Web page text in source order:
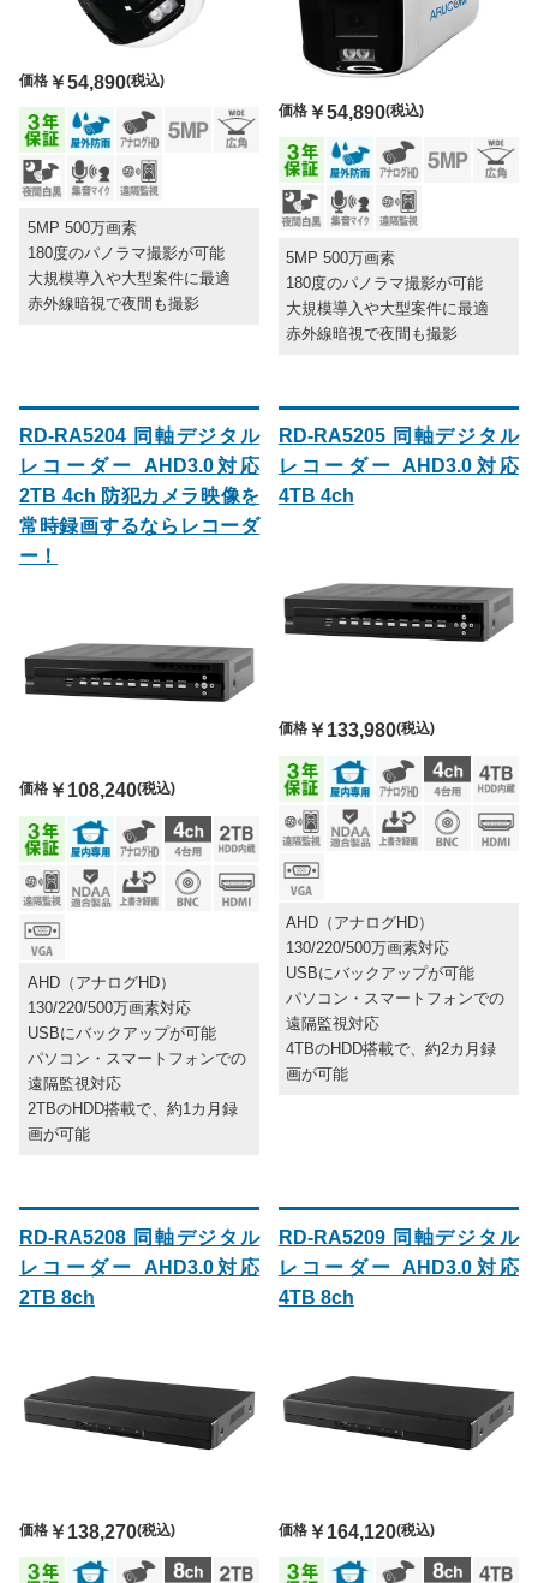
価格 ￥54,890(税込)
5MP 500万画素
180度のパノラマ撮影が可能
大規模導入や大型案件に最適
赤外線暗視で夜間も撮影
価格￥54,890(税込)
5MP 500万画素
180度のパノラマ撮影が可能
大規模導入や大型案件に最適
赤外線暗視で夜間も撮影
RD-RA5204 同軸デジタル
レコーダー AHD3.0対応
2TB 4ch 防犯カメラ映像を
常時録画するならレコーダ
ー！
価格 ￥108,240(税込)
AHD（アナログHD）
130/220/500万画素対応
USBにバックアップが可能
パソコン・スマートフォンでの
遠隔監視対応
2TBのHDD搭載で、約1カ月録
画が可能
RD-RA5205 同軸デジタル
レコーダー AHD3.0対応
4TB 4ch
価格￥133,980(税込)
AHD（アナログHD）
130/220/500万画素対応
USBにバックアップが可能
パソコン・スマートフォンでの
遠隔監視対応
4TBのHDD搭載で、約2カ月録
画が可能
RD-RA5208 同軸デジタル
レコーダー AHD3.0対応
2TB 8ch
価格 ￥138,270(税込)
RD-RA5209 同軸デジタル
レコーダー AHD3.0対応
4TB 8ch
価格￥164,120(税込)